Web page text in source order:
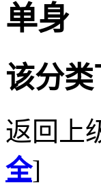
单身
该分
返回上
全]